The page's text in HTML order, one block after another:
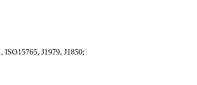
J1979, J1850;